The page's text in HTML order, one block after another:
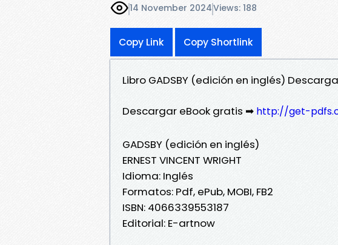
14 November 2024Views: 188
Copy Link Copy Shortlink
Libro GADSBY (edición en inglés) Descargar
Descargar eBook gratis ➡ http://get-
GADSBY (edición en inglés)
ERNEST VINCENT WRIGHT
Idioma: Inglés
Formatos: Pdf, ePub, MOBI, FB2
ISBN: 4066339553187
Editorial: E-artnow